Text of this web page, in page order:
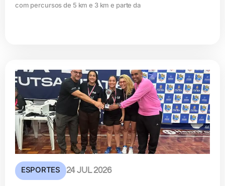
com percursos de 5 km e 3 km e parte da
ESPORTES 24 JUL 2026